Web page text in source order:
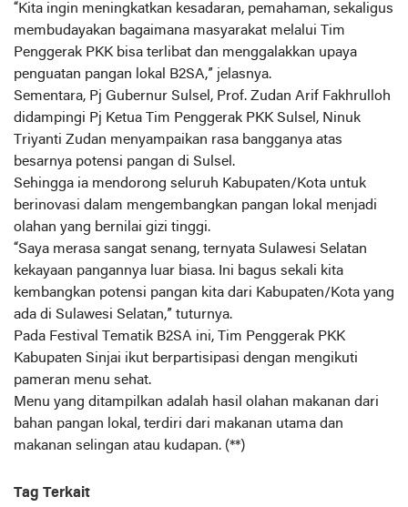
“Kita ingin meningkatkan kesadaran, pemahaman, sekaligus
membudayakan bagaimana masyarakat melalui Tim
Penggerak PKK bisa terlibat dan menggalakkan upaya
penguatan pangan lokal B2SA,” jelasnya.
Sementara, Pj Gubernur Sulsel, Prof. Zudan Arif Fakhrulloh
didampingi Pj Ketua Tim Penggerak PKK Sulsel, Ninuk
Triyanti Zudan menyampaikan rasa bangganya atas
besarnya potensi pangan di Sulsel.
Sehingga ia mendorong seluruh Kabupaten/Kota untuk
berinovasi dalam mengembangkan pangan lokal menjadi
olahan yang bernilai gizi tinggi.
“Saya merasa sangat senang, ternyata Sulawesi Selatan
kekayaan pangannya luar biasa. Ini bagus sekali kita
kembangkan potensi pangan kita dari Kabupaten/Kota yang
ada di Sulawesi Selatan,” tuturnya.
Pada Festival Tematik B2SA ini, Tim Penggerak PKK
Kabupaten Sinjai ikut berpartisipasi dengan mengikuti
pameran menu sehat.
Menu yang ditampilkan adalah hasil olahan makanan dari
bahan pangan lokal, terdiri dari makanan utama dan
makanan selingan atau kudapan. (**)
Tag Terkait